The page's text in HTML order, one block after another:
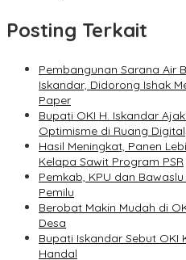
Posting Terkait
Pembangunan Sarana Air
Iskandar, Didorong Ishak
Paper
Bupati OKI H. Iskandar
Optimisme di Ruang Digital
Hasil Meningkat, Panen
Kelapa Sawit Program PSR
Pemkab, KPU dan
Pemilu
Berobat Makin Mudah di
Desa
Bupati Iskandar Sebut OKI
Handal